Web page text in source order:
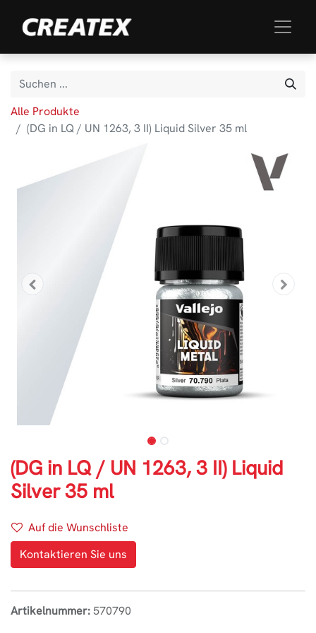
Alle Produkte
(DG in LQ / UN 1263, 3 II) Liquid Silver 35 ml
(DG in LQ / UN 1263, 3 II) Liquid
Silver 35 ml
Auf die Wunschliste
Kontaktieren Sie uns
Artikelnummer:570790